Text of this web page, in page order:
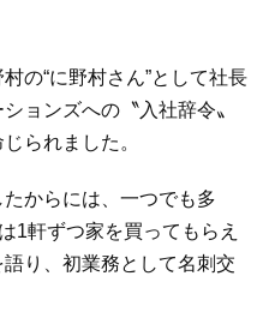
の“に野村さん”として社長
ョンズへの〝入社辞令〟
られました。
からには、一つでも多
1軒ずつ家を買ってもらえ
り、初業務として名刺交